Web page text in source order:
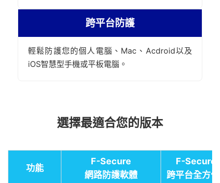
跨平台防護
輕鬆防護您的個人電腦、Mac、Acdroid以及
iOS智慧型手機或平板電腦。
選擇最適合您的版本
功能
F-Secure
網路防護軟體
F-Secure
跨平台全方